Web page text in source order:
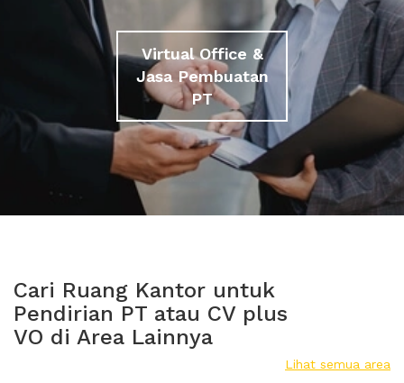
Virtual Office &
Jasa Pembuatan
PT
Cari Ruang Kantor untuk
Pendirian PT atau CV plus
VO di Area Lainnya
Lihat semua area